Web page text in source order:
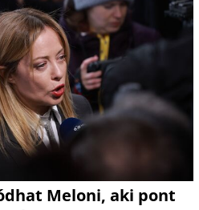
Meloni, aki pont